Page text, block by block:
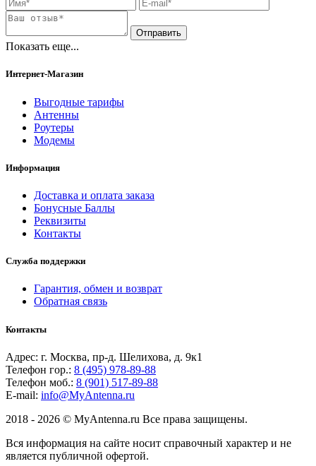
Показать еще...
Интернет-Магазин
Выгодные тарифы
Антенны
Роутеры
Модемы
Информация
Доставка и оплата заказа
Бонусные Баллы
Реквизиты
Контакты
Служба поддержки
Гарантия, обмен и возврат
Обратная связь
Контакты
Адрес: г. Москва, пр-д. Шелихова, д. 9к1
Телефон гор.: 8 (495) 978-89-88
Телефон моб.: 8 (901) 517-89-88
E-mail: info@MyAntenna.ru
2018 - 2026 © MyAntenna.ru Все права защищены.
Вся информация на сайте носит справочный характер и не
является публичной офертой.